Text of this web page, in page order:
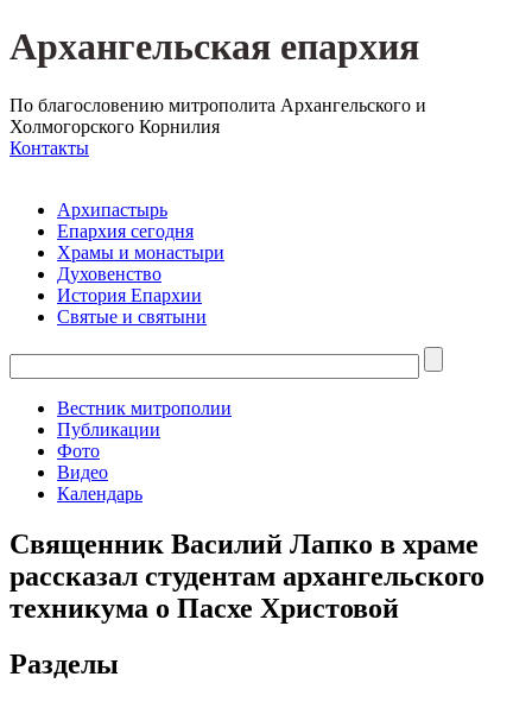
Архангельская епархия
По благословению митрополита Архангельского и
Холмогорского Корнилия
Контакты
Архипастырь
Епархия сегодня
Храмы и монастыри
Духовенство
История Епархии
Святые и святыни
Вестник митрополии
Публикации
Фото
Видео
Календарь
Священник Василий Лапко в храме
рассказал студентам архангельского
техникума о Пасхе Христовой
Разделы